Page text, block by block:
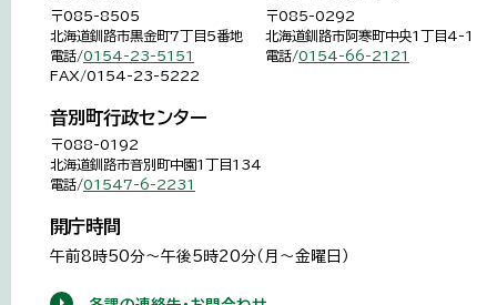
〒085-8505
北海道釧路市黒金町7丁目5番地
電話/0154-23-5151
FAX/0154-23-5222
〒085-0292
北海道釧路市阿寒町中央1丁目4-1
電話/0154-66-2121
音別町行政センター
〒088-0192
北海道釧路市音別町中園1丁目134
電話/01547-6-2231
開庁時間
午前8時50分～午後5時20分（月～金曜日）